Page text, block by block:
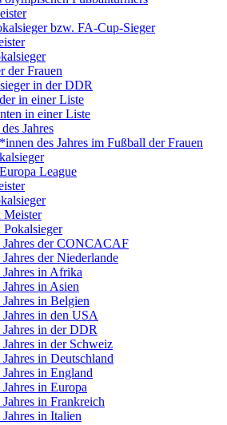
bzw. FA-Cup-Sieger
der Frauen
in der DDR
in einer Liste
in einer Liste
Jahres
des Jahres im Fußball der Frauen
League
Meister
Jahres der CONCACAF
der Niederlande
in Afrika
in Asien
in Belgien
in den USA
in der DDR
in der Schweiz
in Deutschland
in England
in Europa
in Frankreich
in Italien